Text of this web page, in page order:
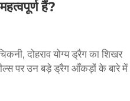
हैं?
दोहराव योग्य ड्रैग का शिखर
पर उन बड़े ड्रैग आँकड़ों के बारे में